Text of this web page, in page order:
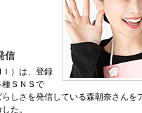
信
）は、登録
ＳＮＳで
しさを発信している森朝奈さんを
た。